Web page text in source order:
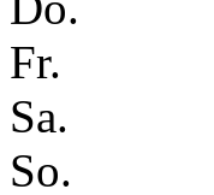
Fr.
Sa.
So.